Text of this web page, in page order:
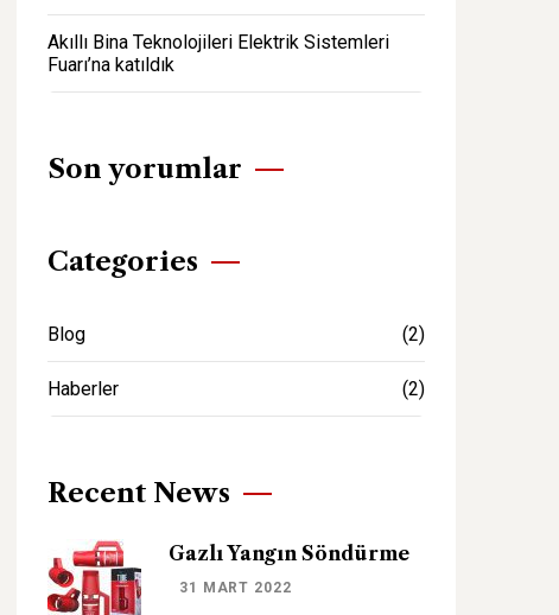
Akıllı Bina Teknolojileri Elektrik Sistemleri
Fuarı’na katıldık
Son yorumlar
Categories
Blog (2)
Haberler (2)
Recent News
Gazlı Yangın Söndürme
31 MART 2022